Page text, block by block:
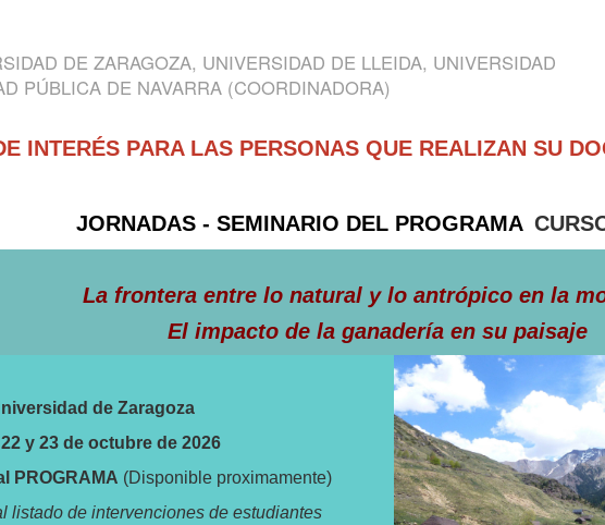
DE ZARAGOZA, UNIVERSIDAD DE LLEIDA, UNIVERSIDAD
PÚBLICA DE NAVARRA (COORDINADORA)
INTERÉS PARA LAS PERSONAS QUE REALIZAN SU
JORNADAS - SEMINARIO DEL PROGRAMA
La frontera entre lo natural y lo antrópico en la
El impacto de la ganadería en su paisaje
de Zaragoza
22 y 23 de octubre de 2026
PROGRAMA (Disponible proximamente)
listado de intervenciones de estudiantes